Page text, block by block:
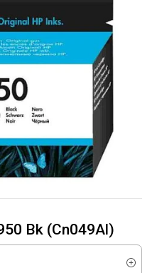
Bk (Cn049Al)